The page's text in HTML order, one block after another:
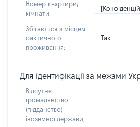
Номер квартири/
кімнати:
Збігається з місцем
фактичного
проживання:
Так
Для ідентифікації за межами
Відсутнє
громадянство
(підданство)
іноземної держави,